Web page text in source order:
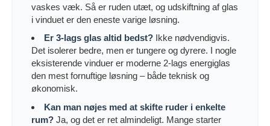
vaskes væk. Så er ruden utæt, og udskiftning af glas
i vinduet er den eneste varige løsning.
Er 3-lags glas altid bedst? Ikke nødvendigvis.
Det isolerer bedre, men er tungere og dyrere. I nogle
eksisterende vinduer er moderne 2-lags energiglas
den mest fornuftige løsning – både teknisk og
økonomisk.
Kan man nøjes med at skifte ruder i enkelte
rum? Ja, og det er ret almindeligt. Mange starter